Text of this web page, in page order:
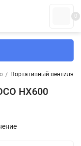
0
/ Портативный
HX600